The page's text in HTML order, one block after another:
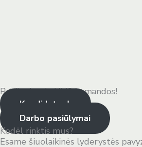
Prisijunk prie NVC komandos!
Kandidatuok
Darbo pasiūlymai
Kodėl rinktis mus?
Esame šiuolaikinės lyderystės